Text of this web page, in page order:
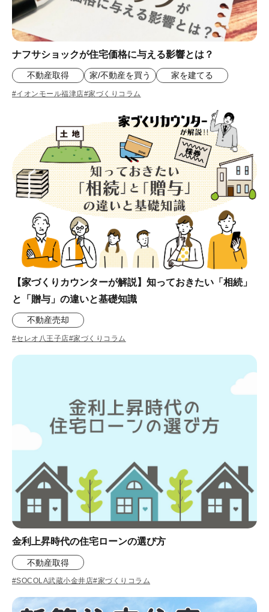
ナフサショックが住宅価格に与える影響とは？
不動産取得 家/不動産を買う 家を建てる
#イオンモール福津店#家づくりコラム
【家づくりカウンターが解説】知っておきたい「相続」
と「贈与」の違いと基礎知識
不動産売却
#セレオ八王子店#家づくりコラム
金利上昇時代の住宅ローンの選び方
不動産取得
#SOCOLA武蔵小金井店#家づくりコラム